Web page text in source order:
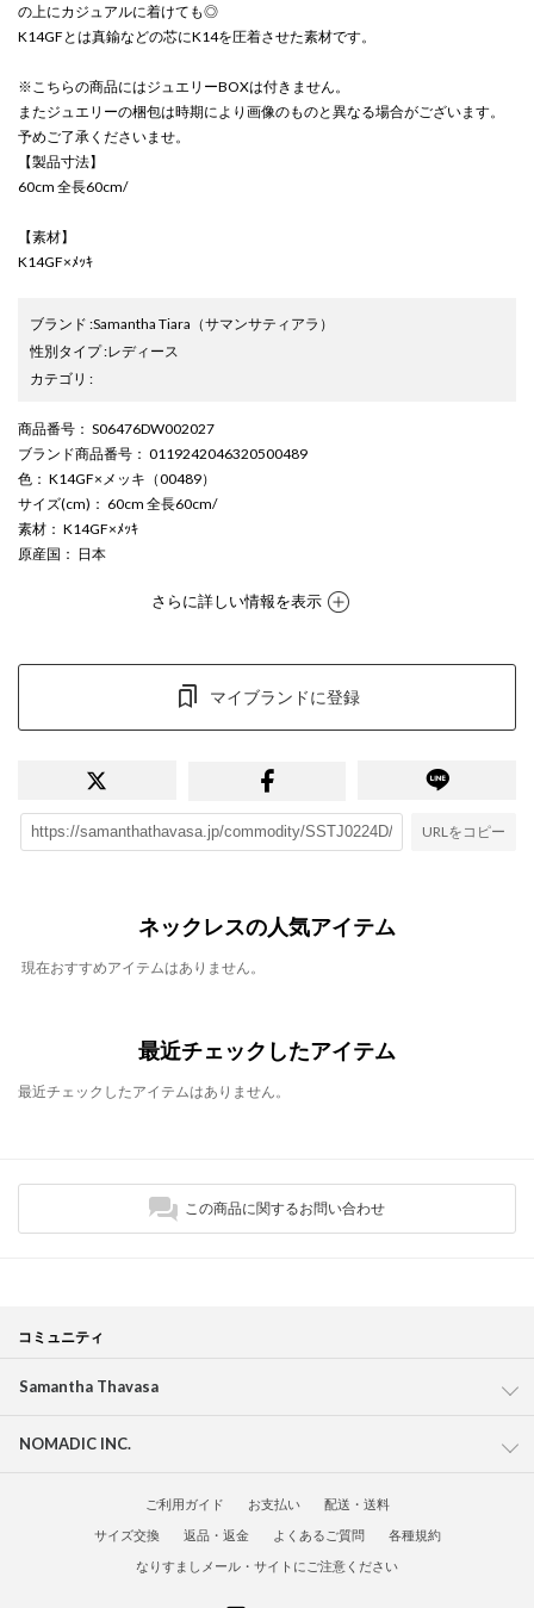
の上にカジュアルに着けても◎
K14GFとは真鍮などの芯にK14を圧着させた素材です。
※こちらの商品にはジュエリーBOXは付きません。
またジュエリーの梱包は時期により画像のものと異なる場合がございます。
予めご了承くださいませ。
【製品寸法】
60cm 全長60cm/
【素材】
K14GF×ﾒｯｷ
ブランド :Samantha Tiara （サマンサティアラ）
性別タイプ:レディース
カテゴリ :
商品番号 ： S06476DW002027
ブランド商品番号 ： 0119242046320500489
色 ： K14GF×メッキ（00489）
サイズ(cm) ： 60cm 全長60cm/
素材 ： K14GF×ﾒｯｷ
原産国 ： 日本
さらに詳しい情報を表示
マイブランドに登録
URLをコピー
ネックレスの人気アイテム
現在おすすめアイテムはありません。
最近チェックしたアイテム
最近チェックしたアイテムはありません。
この商品に関するお問い合わせ
コミュニティ
Samantha Thavasa
NOMADIC INC.
ご利用ガイド お支払い
配送・送料
サイズ交換
返品・返金 よくあるご質問
各種規約
なりすましメール・サイトにご注意ください